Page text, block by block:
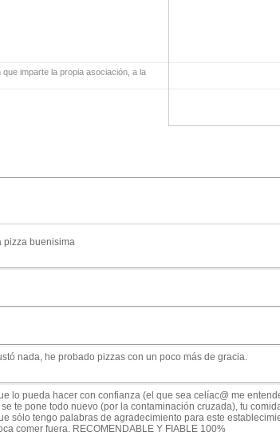
imparte la propia asociación, a la
pizza buenisima
nada, he probado pizzas con un poco más de gracia.
lo pueda hacer con confianza (el que sea celíac@ me
te pone todo nuevo (por la contaminación cruzada), tu
sólo tengo palabras de agradecimiento para este
comer fuera. RECOMENDABLE Y FIABLE 100%